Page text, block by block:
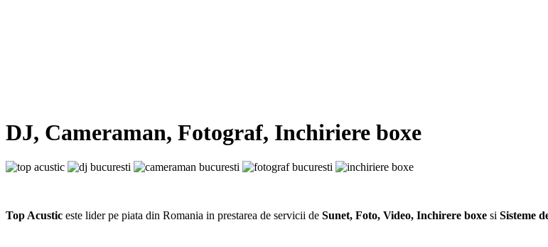
DJ, Cameraman, Fotograf, Inchiriere boxe
Top Acustic este lider pe piata din Romania in prestarea de servicii de Sunet, Foto, Video, Inchirere boxe si Sisteme